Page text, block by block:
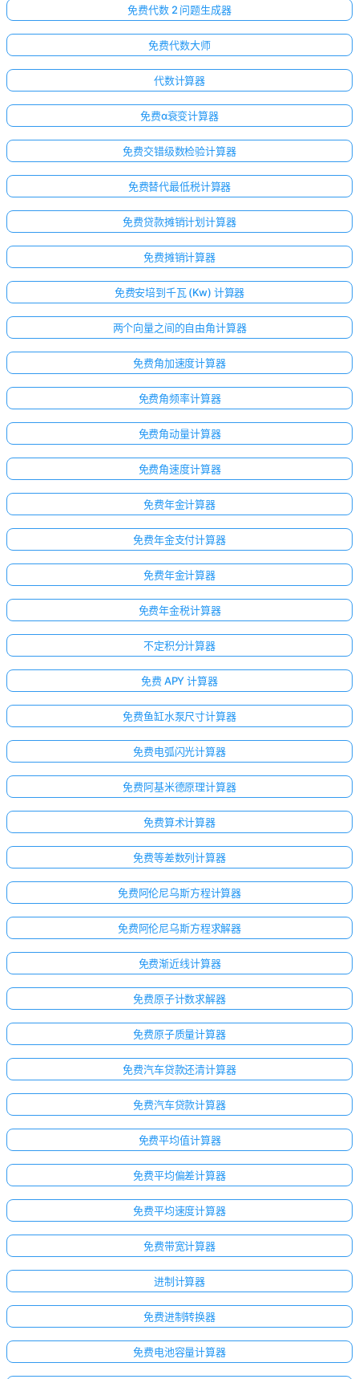
问
提
您
第
个
题
免费代数 2 问题生成器
免费代数大师
代数计算器
免费α衰变计算器
免费交错级数检验计算器
免费替代最低税计算器
免费贷款摊销计划计算器
免费摊销计算器
免费安培到千瓦 (Kw) 计算器
两个向量之间的自由角计算器
免费角加速度计算器
免费角频率计算器
免费角动量计算器
免费角速度计算器
免费年金计算器
免费年金支付计算器
免费年金计算器
免费年金税计算器
不定积分计算器
免费 APY 计算器
免费鱼缸水泵尺寸计算器
免费电弧闪光计算器
免费阿基米德原理计算器
免费算术计算器
免费等差数列计算器
免费阿伦尼乌斯方程计算器
免费阿伦尼乌斯方程求解器
免费渐近线计算器
免费原子计数求解器
免费原子质量计算器
免费汽车贷款还清计算器
免费汽车贷款计算器
免费平均值计算器
免费平均偏差计算器
免费平均速度计算器
免费带宽计算器
进制计算器
免费进制转换器
免费电池容量计算器